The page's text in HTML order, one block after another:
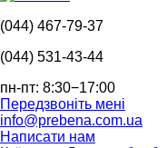
(044) 467-79-37
(044) 531-43-44
пн-пт: 8:30−17:00
Передзвоніть мені
info@prebena.com.ua
Написати нам